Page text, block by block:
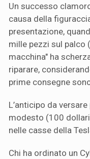
Un successo
causa della
presentazione,
mille pezzi sul palco
macchina" ha
riparare,
prime consegne
L’anticipo da
modesto (100
nelle casse della
Chi ha ordinato un